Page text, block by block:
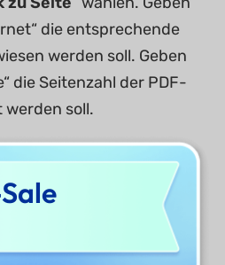
die entsprechende
werden soll. Geben
die Seitenzahl der PDF-
werden soll.